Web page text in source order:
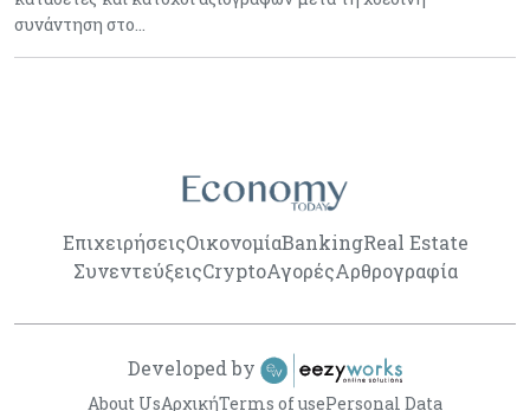
συνάντηση στο…
ΕπιχειρήσειςΟικονομίαBankingReal Estate
ΣυνεντεύξειςCryptoΑγορέςΑρθρογραφία
About UsΑρχικήTerms of usePersonal Data
Developed by